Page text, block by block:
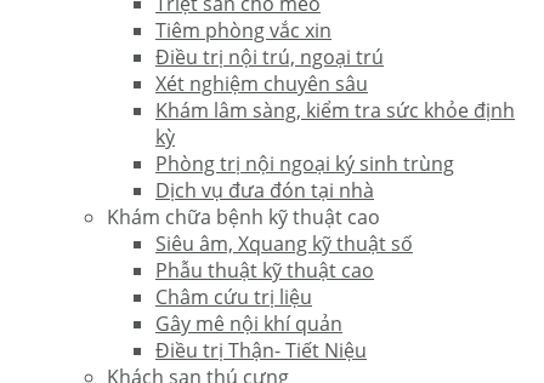
Tiêm phòng vắc xin
Điều trị nội trú, ngoại trú
Xét nghiệm chuyên sâu
Khám lâm sàng, kiểm tra sức khỏe định
kỳ
Phòng trị nội ngoại ký sinh trùng
Dịch vụ đưa đón tại nhà
Khám chữa bệnh kỹ thuật cao
Siêu âm, Xquang kỹ thuật số
Phẫu thuật kỹ thuật cao
Châm cứu trị liệu
Gây mê nội khí quản
Điều trị Thận- Tiết Niệu
Khách sạn thú cưng